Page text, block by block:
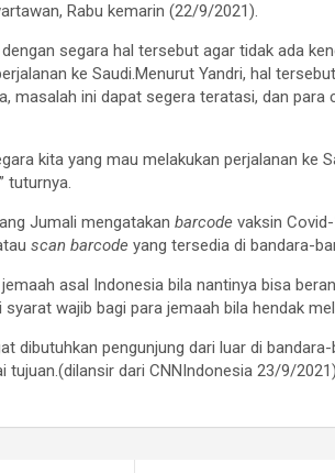
Rabu kemarin (22/9/2021).
segara hal tersebut agar tidak ada
ke Saudi.Menurut Yandri, hal
masalah ini dapat segera teratasi, dan para
kita yang mau melakukan perjalanan ke
tuturnya.
Jumali mengatakan barcode vaksin
scan barcode yang tersedia di bandara-
asal Indonesia bila nantinya bisa
wajib bagi para jemaah bila hendak
dibutuhkan pengunjung dari luar di
dari CNNIndonesia 23/9/